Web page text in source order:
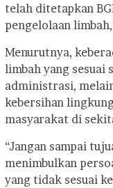
telah ditetapkan
pengelolaan
Menurutnya,
limbah yang sesuai
administrasi,
kebersihan
masyarakat di
“Jangan sampai
menimbulkan
yang tidak sesuai